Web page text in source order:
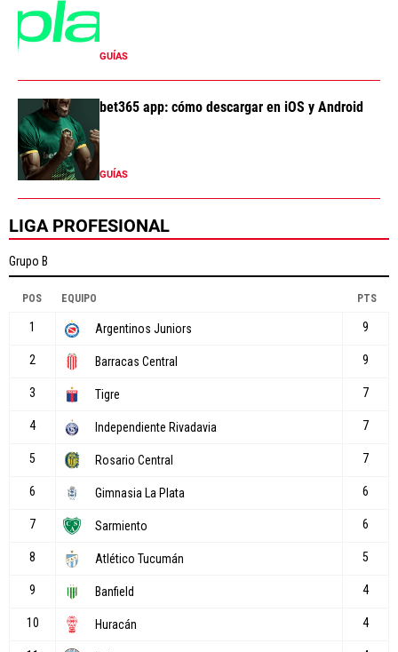
GUÍAS
bet365 app: cómo descargar en iOS y Android
GUÍAS
LIGA PROFESIONAL